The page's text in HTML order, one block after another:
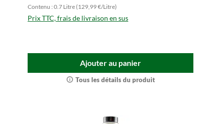
Contenu : 0.7 Litre (129,99 €/Litre)
Prix TTC, frais de livraison en sus
Ajouter au panier
Tous les détails du produit